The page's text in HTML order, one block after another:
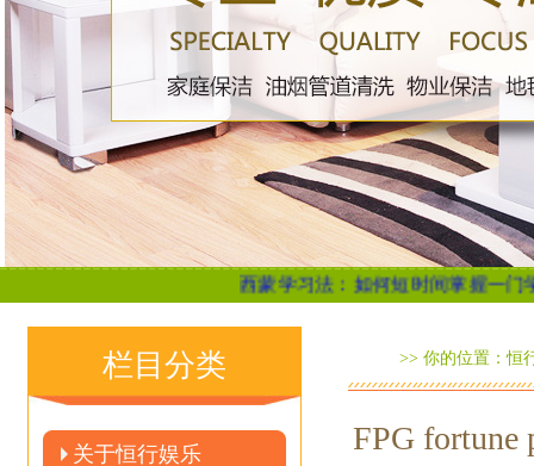
西蒙学习法：如何短时间掌握一门学问？...
栏目分类
关于恒行娱乐
>> 你的位置：恒
FPG